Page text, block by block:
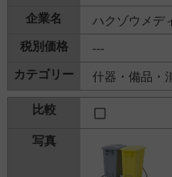
ハクゾウメデ
---
什器・備品・